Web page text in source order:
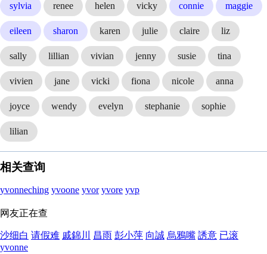
sylvia renee helen vicky connie maggie
eileen sharon karen julie claire liz
sally lillian vivian jenny susie tina
vivien jane vicki fiona nicole anna
joyce wendy evelyn stephanie sophie
lilian
相关查询
yvonneching yvoone yvor yvore yvp
网友正在查
沙细白 请假难 戚錦川 昌雨 彭小萍 向誠 烏鴉嘴 誘意 已滚
yvonne